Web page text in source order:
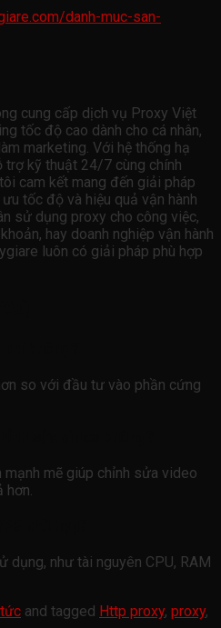
danh-muc-san-
cung cấp dịch vụ Proxy Việt
tốc độ cao dành cho cá nhân,
marketing. Với hệ thống hạ
trợ kỹ thuật 24/7 cùng chính
cam kết mang đến giải pháp
tốc độ và hiệu quả vận hành
sử dụng proxy cho công việc,
hay doanh nghiệp vận hành
luôn có giải pháp phù hợp
so với đầu tư vào phần cứng
mạnh mẽ giúp chỉnh sửa video
hơn.
dụng, như tài nguyên CPU, RAM
and tagged Http proxy, proxy,